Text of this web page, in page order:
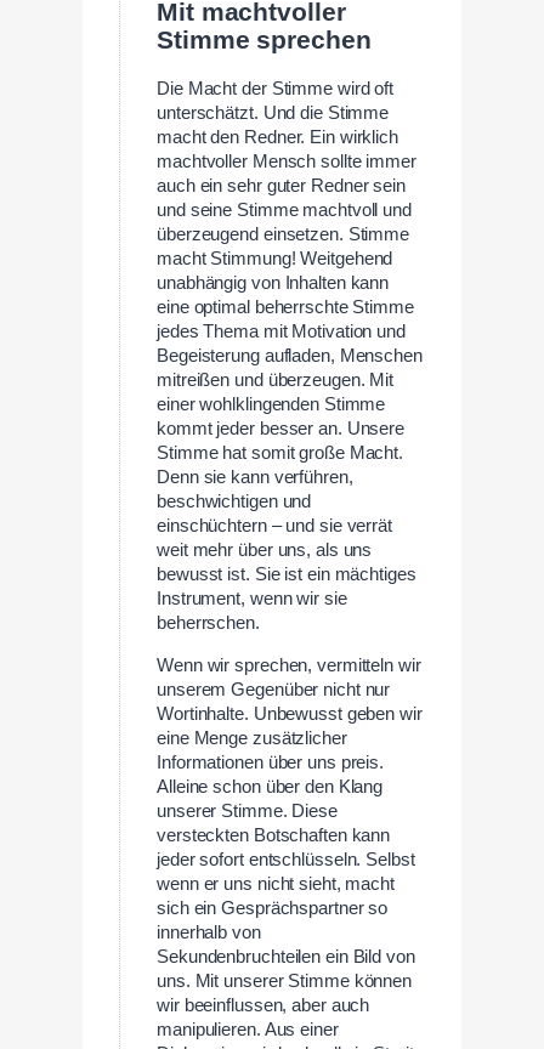
Mit machtvoller
Stimme sprechen
Die Macht der Stimme wird oft
unterschätzt. Und die Stimme
macht den Redner. Ein wirklich
machtvoller Mensch sollte immer
auch ein sehr guter Redner sein
und seine Stimme machtvoll und
überzeugend einsetzen. Stimme
macht Stimmung! Weitgehend
unabhängig von Inhalten kann
eine optimal beherrschte Stimme
jedes Thema mit Motivation und
Begeisterung aufladen, Menschen
mitreißen und überzeugen. Mit
einer wohlklingenden Stimme
kommt jeder besser an. Unsere
Stimme hat somit große Macht.
Denn sie kann verführen,
beschwichtigen und
einschüchtern – und sie verrät
weit mehr über uns, als uns
bewusst ist. Sie ist ein mächtiges
Instrument, wenn wir sie
beherrschen.
Wenn wir sprechen, vermitteln wir
unserem Gegenüber nicht nur
Wortinhalte. Unbewusst geben wir
eine Menge zusätzlicher
Informationen über uns preis.
Alleine schon über den Klang
unserer Stimme. Diese
versteckten Botschaften kann
jeder sofort entschlüsseln. Selbst
wenn er uns nicht sieht, macht
sich ein Gesprächspartner so
innerhalb von
Sekundenbruchteilen ein Bild von
uns. Mit unserer Stimme können
wir beeinflussen, aber auch
manipulieren. Aus einer